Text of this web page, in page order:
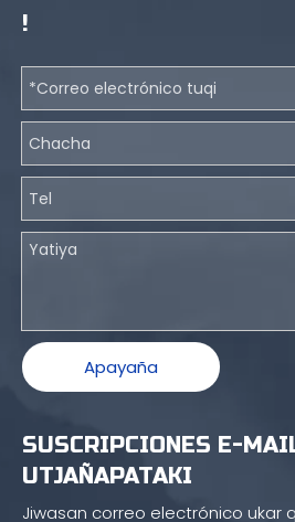
!
Apayaña
SUSCRIPCIONES E-
UTJAÑAPATAKI
Jiwasan correo electrónico ukar